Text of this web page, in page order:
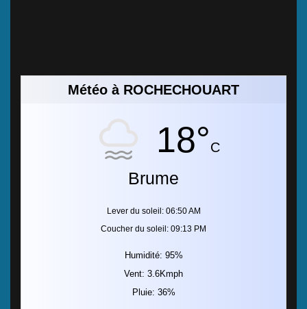
Météo à ROCHECHOUART
18°C
Brume
Lever du soleil: 06:50 AM
Coucher du soleil: 09:13 PM
Humidité: 95%
Vent: 3.6Kmph
Pluie: 36%